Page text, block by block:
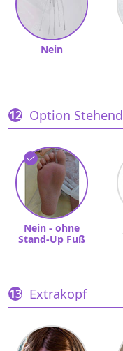
Nein
Option Stehend
Nein - ohne
Stand-Up Fuß
Extrakopf